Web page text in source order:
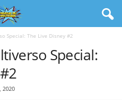
Special: The Live Disney #2
Special:
2020